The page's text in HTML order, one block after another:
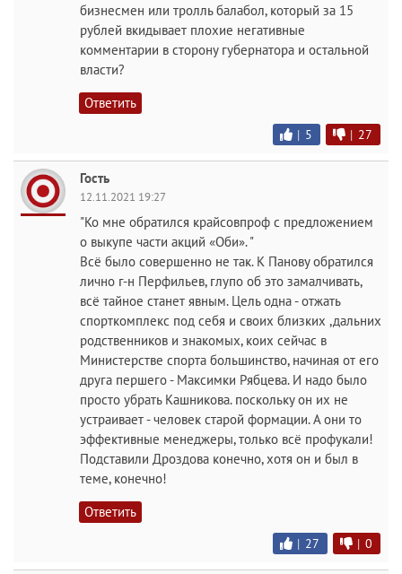
бизнесмен или тролль балабол, который за 15
рублей вкидывает плохие негативные
комментарии в сторону губернатора и остальной
власти?
Ответить
| 5 | 27
Гость
12.11.2021 19:27
"Ко мне обратился крайсовпроф с предложением
о выкупе части акций «Оби». "
Всё было совершенно не так. К Панову обратился
лично г-н Перфильев, глупо об это замалчивать,
всё тайное станет явным. Цель одна - отжать
спорткомплекс под себя и своих близких ,дальних
родственников и знакомых, коих сейчас в
Министерстве спорта большинство, начиная от его
друга першего - Максимки Рябцева. И надо было
просто убрать Кашникова. поскольку он их не
устраивает - человек старой формации. А они то
эффективные менеджеры, только всё профукали!
Подставили Дроздова конечно, хотя он и был в
теме, конечно!
Ответить
| 27 | 0